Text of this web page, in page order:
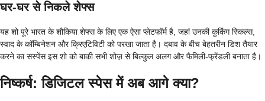
घर-घर से निकले शेफ्स
यह शो पूरे भारत के शौकिया शेफ्स के लिए एक ऐसा प्लेटफॉर्म है, जहां उनकी कुकिंग स्किल्स,
स्वाद के कॉम्बिनेशन और क्रिएटिविटी को परखा जाता है। दबाव के बीच बेहतरीन डिश तैयार
करने का सस्पेंस इस शो को बाकी सभी शोज़ से बिल्कुल अलग और फैमिली-फ्रेंडली बनाता है।
निष्कर्ष: डिजिटल स्पेस में अब आगे क्या?